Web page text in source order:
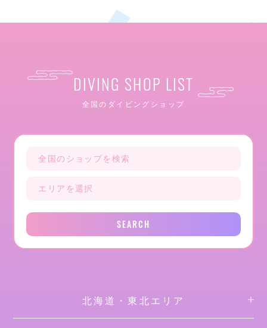
DIVING SHOP LIST
全国のダイビングショップ
SEARCH
北海道・東北エリア